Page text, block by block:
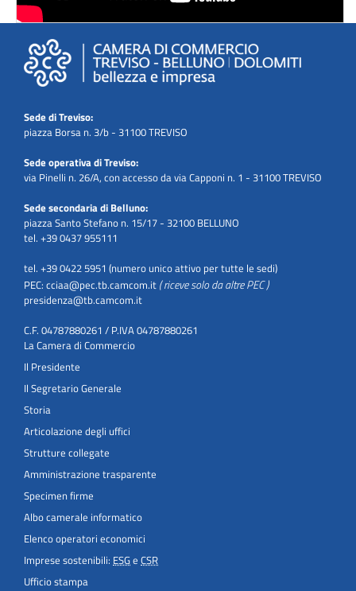
Sede di Treviso:
piazza Borsa n. 3/b - 31100 TREVISO
Sede operativa di Treviso:
via Pinelli n. 26/A, con accesso da via Capponi n. 1 - 31100 TREVISO
Sede secondaria di Belluno:
piazza Santo Stefano n. 15/17 - 32100 BELLUNO
tel. +39 0437 955111
tel. +39 0422 5951 (numero unico attivo per tutte le sedi)
PEC: cciaa@pec.tb.camcom.it ( riceve solo da altre PEC )
presidenza@tb.camcom.it
C.F. 04787880261 / P.IVA 04787880261
La Camera di Commercio
Il Presidente
Il Segretario Generale
Storia
Articolazione degli uffici
Strutture collegate
Amministrazione trasparente
Specimen firme
Albo camerale informatico
Elenco operatori economici
Imprese sostenibili: ESGe CSR
Ufficio stampa